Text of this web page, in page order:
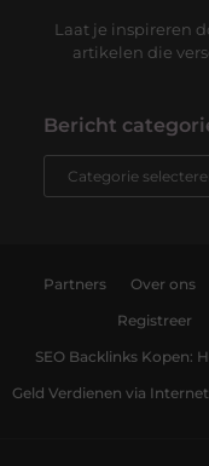
Laat je inspireren
artikelen die
Bericht
Partners Over ons
Registreer
SEO Backlinks Kopen:
Geld Verdienen via